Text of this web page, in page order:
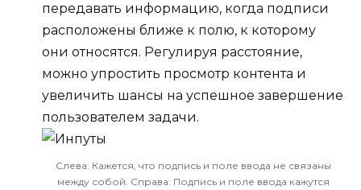
передавать информацию, когда подписи
расположены ближе к полю, к которому
они относятся. Регулируя расстояние,
можно упростить просмотр контента и
увеличить шансы на успешное завершение
пользователем задачи.
Слева: Кажется, что подпись и поле ввода не связаны
между собой. Справа: Подпись и поле ввода кажутся